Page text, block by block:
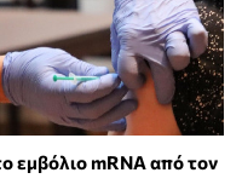
εμβόλιο mRNA από τον